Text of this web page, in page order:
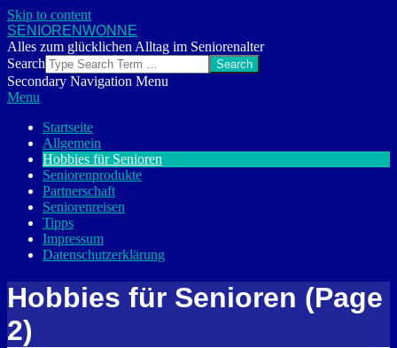
Skip to content
SENIORENWONNE
Alles zum glücklichen Alltag im Seniorenalter
Search
Secondary Navigation Menu
Menu
Startseite
Allgemein
Hobbies für Senioren
Seniorenprodukte
Partnerschaft
Seniorenreisen
Tipps
Impressum
Datenschutzerklärung
Hobbies für Senioren (Page
2)